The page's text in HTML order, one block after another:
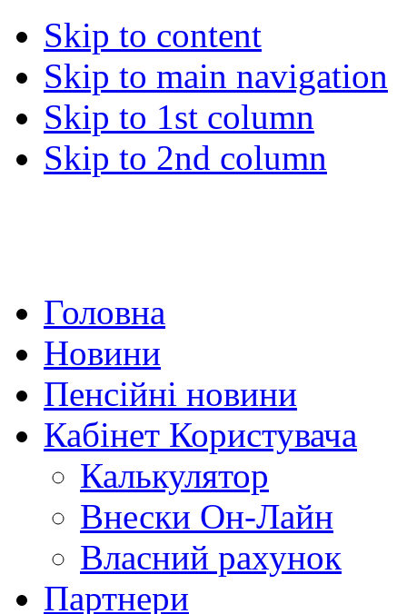
Skip to content
Skip to main navigation
Skip to 1st column
Skip to 2nd column
Головна
Новини
Пенсійні новини
Кабінет Користувача
Калькулятор
Внески Он-Лайн
Власний рахунок
Партнери